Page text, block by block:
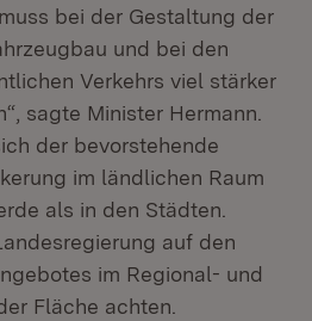
bei der Gestaltung der
und bei den
Verkehrs viel stärker
sagte Minister Hermann.
der bevorstehende
im ländlichen Raum
als in den Städten.
auf den
im Regional- und
Fläche achten.